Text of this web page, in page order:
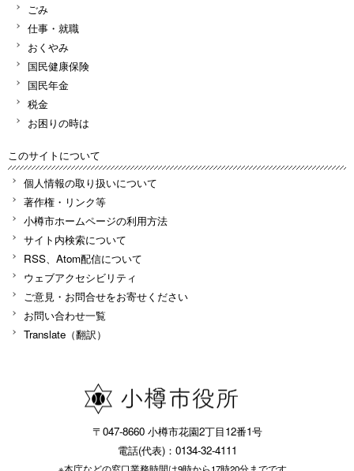
ごみ
仕事・就職
おくやみ
国民健康保険
国民年金
税金
お困りの時は
このサイトについて
個人情報の取り扱いについて
著作権・リンク等
小樽市ホームページの利用方法
サイト内検索について
RSS、Atom配信について
ウェブアクセシビリティ
ご意見・お問合せをお寄せください
お問い合わせ一覧
Translate（翻訳）
〒047-8660 小樽市花園2丁目12番1号
電話(代表)：0134-32-4111